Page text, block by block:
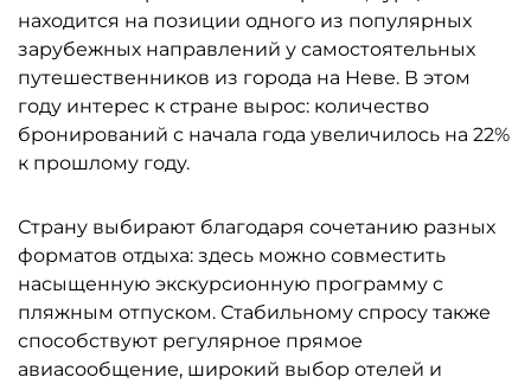
находится на позиции одного из популярных
зарубежных направлений у самостоятельных
путешественников из города на Неве. В этом
году интерес к стране вырос: количество
бронирований с начала года увеличилось на 22%
к прошлому году.
Страну выбирают благодаря сочетанию разных
форматов отдыха: здесь можно совместить
насыщенную экскурсионную программу с
пляжным отпуском. Стабильному спросу также
способствуют регулярное прямое
авиасообщение, широкий выбор отелей и